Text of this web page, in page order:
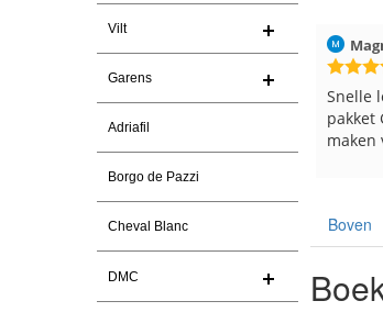
Vilt
Garens
Adriafil
Borgo de Pazzi
Cheval Blanc
DMC
23-7-2026
pakket Ga er weer leuke pakket van
en
Boven